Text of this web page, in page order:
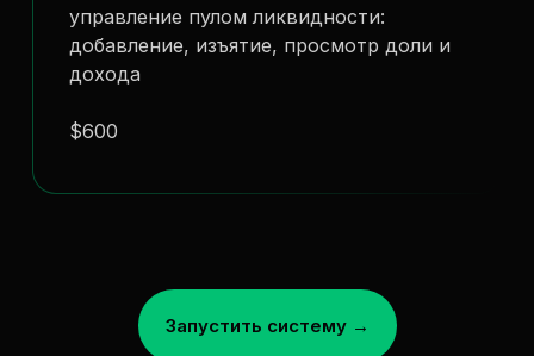
управление пулом ликвидности:
добавление, изъятие, просмотр доли и
дохода
$600
Запустить систему →